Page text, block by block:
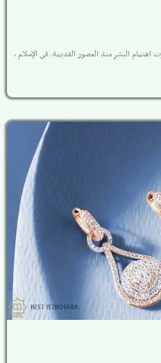
اهتمام البشر منذ العصور القديمة. في الإسلام ،